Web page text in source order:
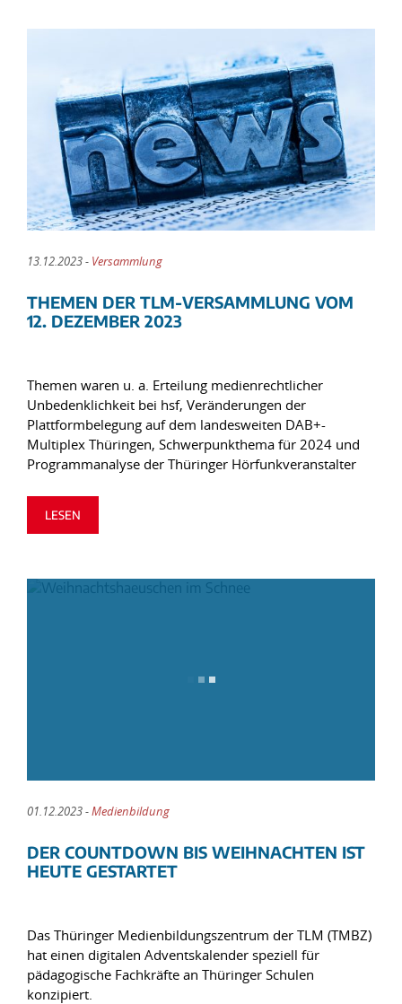
13.12.2023 - Versammlung
THEMEN DER TLM-VERSAMMLUNG VOM
12. DEZEMBER 2023
Themen waren u. a. Erteilung medienrechtlicher
Unbedenklichkeit bei hsf, Veränderungen der
Plattformbelegung auf dem landesweiten DAB+-
Multiplex Thüringen, Schwerpunkthema für 2024 und
Programmanalyse der Thüringer Hörfunkveranstalter
LESEN
01.12.2023 -Medienbildung
DER COUNTDOWN BIS WEIHNACHTEN IST
HEUTE GESTARTET
Das Thüringer Medienbildungszentrum der TLM (TMBZ)
hat einen digitalen Adventskalender speziell für
pädagogische Fachkräfte an Thüringer Schulen
konzipiert.